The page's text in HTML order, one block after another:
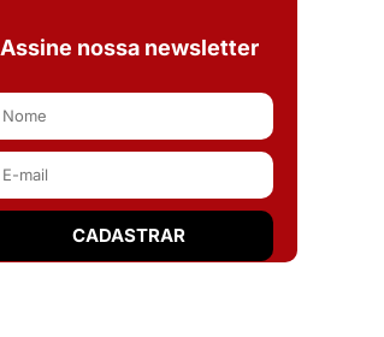
Assine nossa newsletter